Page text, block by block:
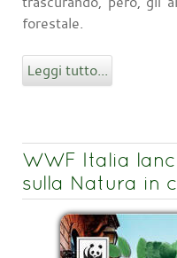
forestale.
Leggi tutto...
WWF Italia
sulla Natura in